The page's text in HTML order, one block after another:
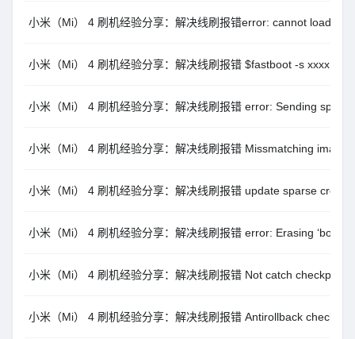
小米（Mi） 4 刷机经验分享：解决线刷报错error: cannot load
小米（Mi） 4 刷机经验分享：解决线刷报错 $fastboot -s xxxx
小米（Mi） 4 刷机经验分享：解决线刷报错 error: Sending sparse
小米（Mi） 4 刷机经验分享：解决线刷报错 Missmatching image
小米（Mi） 4 刷机经验分享：解决线刷报错 update sparse crc list
小米（Mi） 4 刷机经验分享：解决线刷报错 error: Erasing
小米（Mi） 4 刷机经验分享：解决线刷报错 Not catch checkpoint
小米（Mi） 4 刷机经验分享：解决线刷报错 Antirollback check